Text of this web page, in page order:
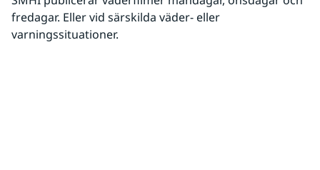
fredagar. Eller vid särskilda väder- eller
varningssituationer.